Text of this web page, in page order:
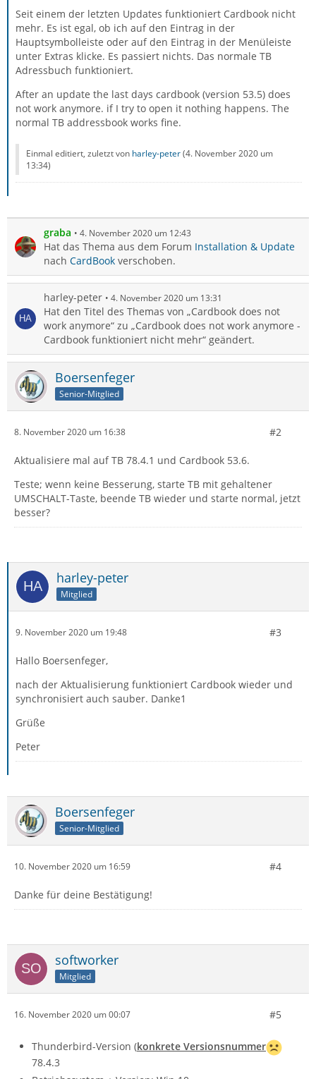
Seit einem der letzten Updates funktioniert Cardbook nicht
mehr. Es ist egal, ob ich auf den Eintrag in der
Hauptsymbolleiste oder auf den Eintrag in der Menüleiste
unter Extras klicke. Es passiert nichts. Das normale TB
Adressbuch funktioniert.
After an update the last days cardbook (version 53.5) does
not work anymore. if I try to open it nothing happens. The
normal TB addressbook works fine.
Einmal editiert, zuletzt von harley-peter(4. November 2020 um
13:34)
graba 4. November 2020 um 12:43
Hat das Thema aus dem Forum Installation & Update
nach CardBook verschoben.
harley-peter 4. November 2020 um 13:31
Hat den Titel des Themas von „Cardbook does not
work anymore“ zu „Cardbook does not work anymore -
Cardbook funktioniert nicht mehr“ geändert.
Boersenfeger
Senior-Mitglied
8. November 2020 um 16:38 #2
Aktualisiere mal auf TB 78.4.1 und Cardbook 53.6.
Teste; wenn keine Besserung, starte TB mit gehaltener
UMSCHALT-Taste, beende TB wieder und starte normal, jetzt
besser?
harley-peter
Mitglied
9. November 2020 um 19:48 #3
Hallo Boersenfeger,
nach der Aktualisierung funktioniert Cardbook wieder und
synchronisiert auch sauber. Danke1
Grüße
Peter
Boersenfeger
Senior-Mitglied
10. November 2020 um 16:59 #4
Danke für deine Bestätigung!
softworker
Mitglied
16. November 2020 um 00:07 #5
Thunderbird-Version (konkrete Versionsnummer
78.4.3